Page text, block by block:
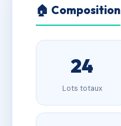
🏠 Composition
24
Lots totaux